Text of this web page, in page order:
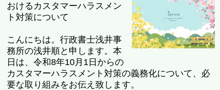
おけるカスタマーハラスメン
ト対策について
こんにちは。行政書士浅井事
務所の浅井順と申します。本
日は、令和8年10月1日からの
カスタマーハラスメント対策の義務化について、必
要な取り組みをお伝え致します。